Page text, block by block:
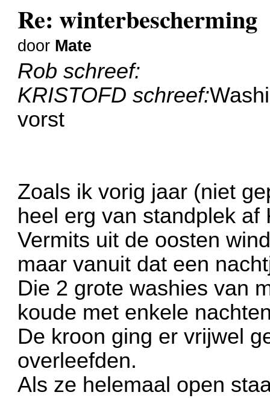
Re: winterbescherming
door Mate
Rob schreef:
KRISTOFD schreef:
vorst
Zoals ik vorig jaar (niet
heel erg van standplek af
Vermits uit de oosten
maar vanuit dat een
Die 2 grote washies van
koude met enkele
De kroon ging er vrijwel
overleefden.
Als ze helemaal open